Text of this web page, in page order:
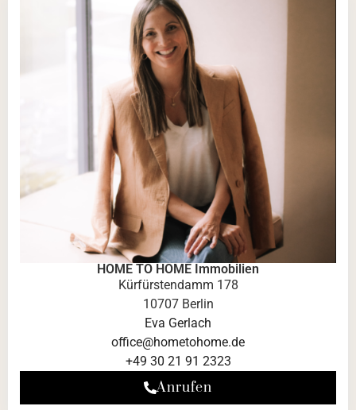
HOME TO HOME Immobilien
Kürfürstendamm 178
10707 Berlin
Eva Gerlach
office@hometohome.de
+49 30 21 91 2323
Anrufen